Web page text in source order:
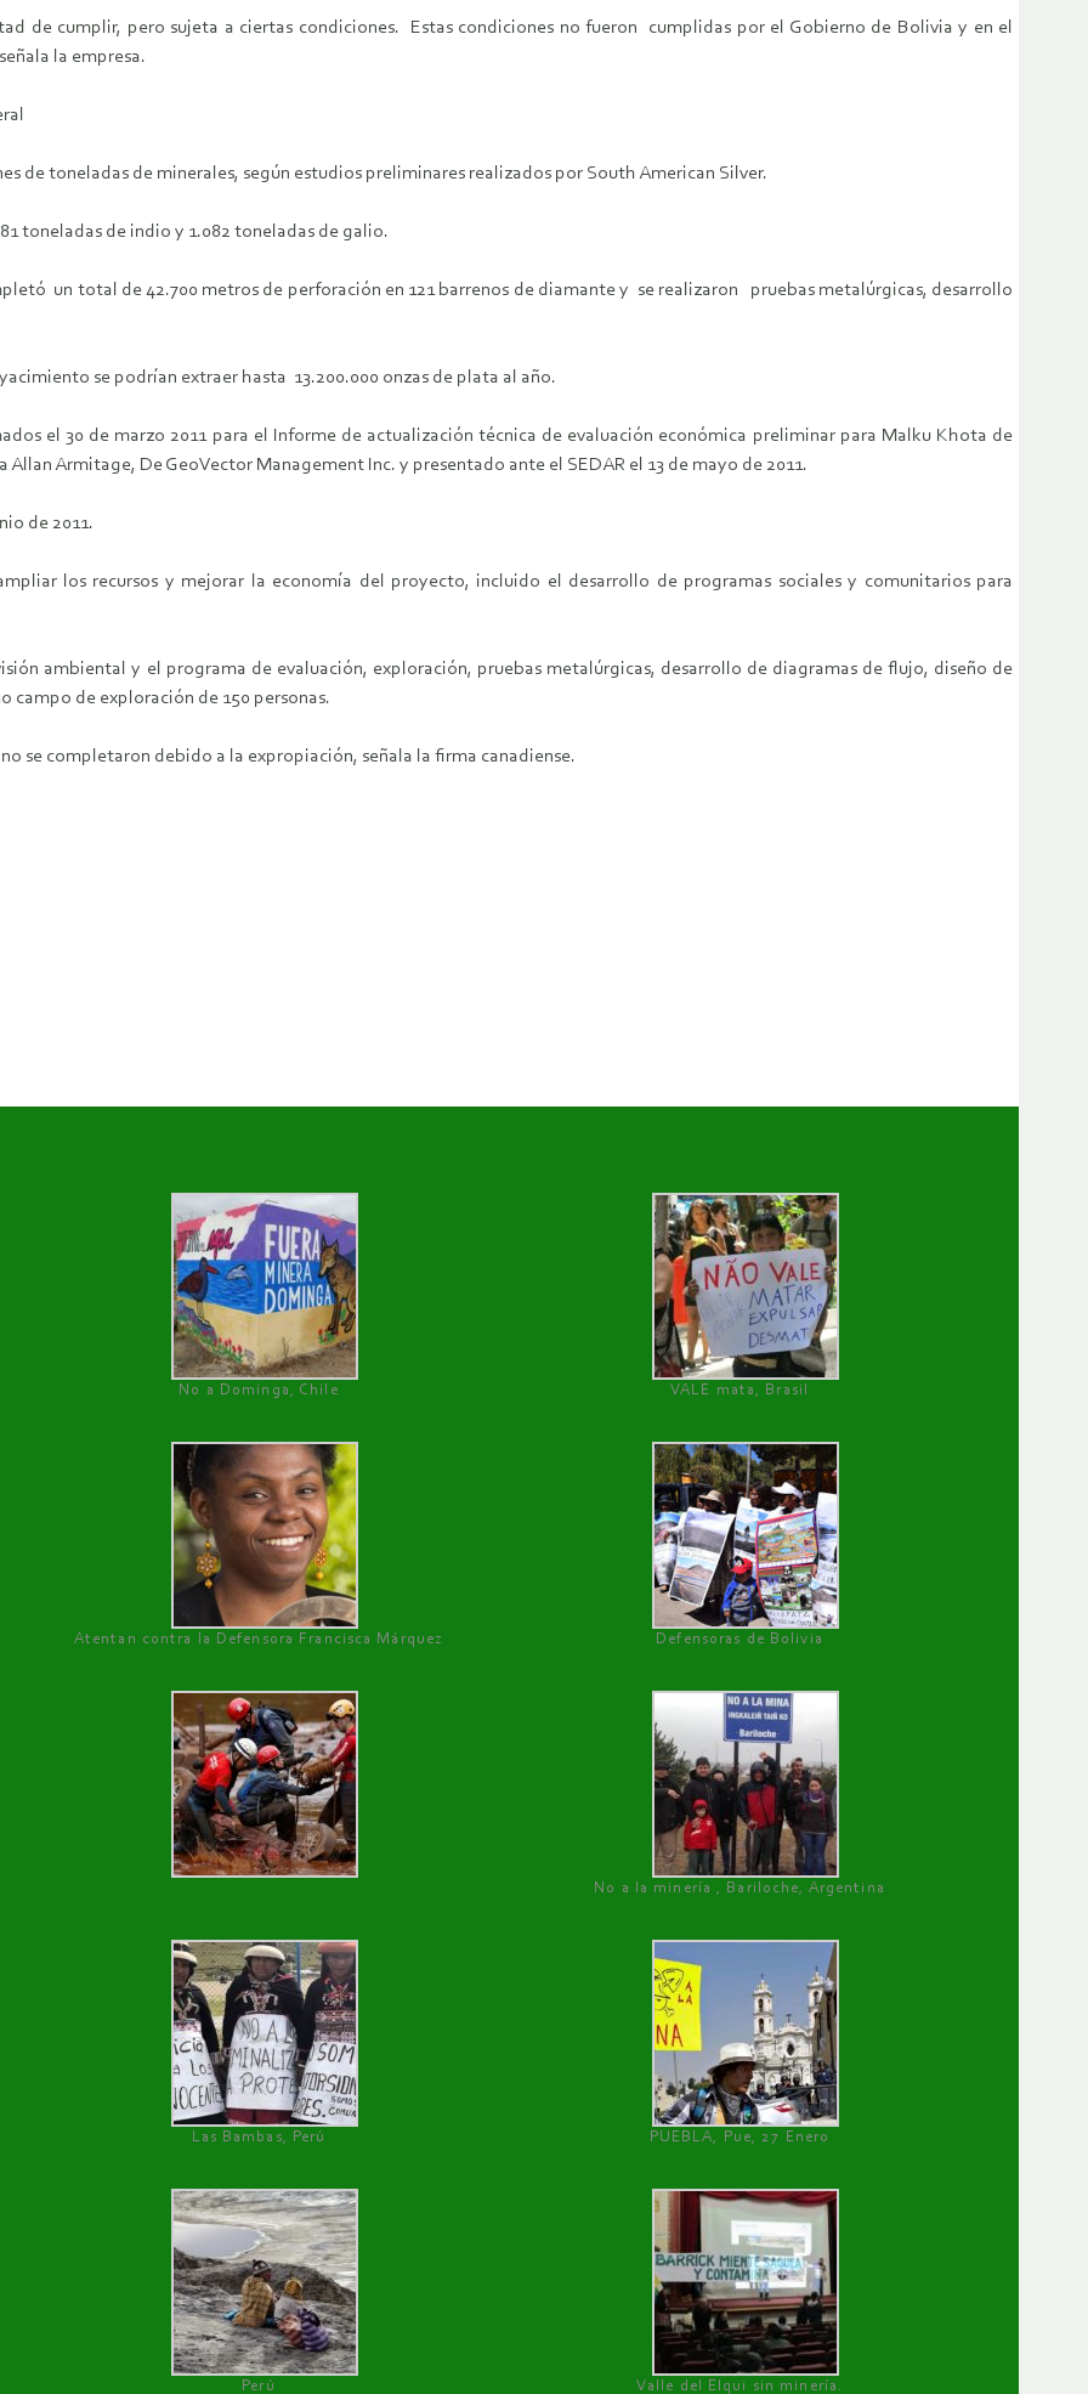
de cumplir, pero sujeta a ciertas condiciones. Estas condiciones no fueron cumplidas por el Gobierno de Bolivia y en el
la empresa.
de toneladas de minerales, según estudios preliminares realizados por South American Silver.
toneladas de indio y 1.082 toneladas de galio.
un total de 42.700 metros de perforación en 121 barrenos de diamante y se realizaron pruebas metalúrgicas, desarrollo
se podrían extraer hasta 13.200.000 onzas de plata al año.
el 30 de marzo 2011 para el Informe de actualización técnica de evaluación económica preliminar para Malku Khota de
Armitage, De GeoVector Management Inc. y presentado ante el SEDAR el 13 de mayo de 2011.
de 2011.
los recursos y mejorar la economía del proyecto, incluido el desarrollo de programas sociales y comunitarios para
ambiental y el programa de evaluación, exploración, pruebas metalúrgicas, desarrollo de diagramas de flujo, diseño de
campo de exploración de 150 personas.
se completaron debido a la expropiación, señala la firma canadiense.
No a Dominga, Chile
VALE mata, Brasil
Atentan contra la Defensora Francisca Márquez Defensoras de Bolivia
No a la minería , Bariloche, Argentina
Las Bambas, Perú PUEBLA, Pue, 27 Enero
Perú Valle del Elqui sin minería.